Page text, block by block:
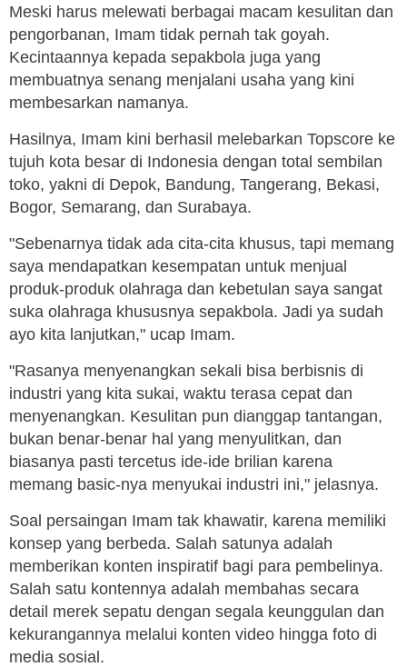
Meski harus melewati berbagai macam kesulitan dan
pengorbanan, Imam tidak pernah tak goyah.
Kecintaannya kepada sepakbola juga yang
membuatnya senang menjalani usaha yang kini
membesarkan namanya.
Hasilnya, Imam kini berhasil melebarkan Topscore ke
tujuh kota besar di Indonesia dengan total sembilan
toko, yakni di Depok, Bandung, Tangerang, Bekasi,
Bogor, Semarang, dan Surabaya.
"Sebenarnya tidak ada cita-cita khusus, tapi memang
saya mendapatkan kesempatan untuk menjual
produk-produk olahraga dan kebetulan saya sangat
suka olahraga khususnya sepakbola. Jadi ya sudah
ayo kita lanjutkan," ucap Imam.
"Rasanya menyenangkan sekali bisa berbisnis di
industri yang kita sukai, waktu terasa cepat dan
menyenangkan. Kesulitan pun dianggap tantangan,
bukan benar-benar hal yang menyulitkan, dan
biasanya pasti tercetus ide-ide brilian karena
memang basic-nya menyukai industri ini," jelasnya.
Soal persaingan Imam tak khawatir, karena memiliki
konsep yang berbeda. Salah satunya adalah
memberikan konten inspiratif bagi para pembelinya.
Salah satu kontennya adalah membahas secara
detail merek sepatu dengan segala keunggulan dan
kekurangannya melalui konten video hingga foto di
media sosial.